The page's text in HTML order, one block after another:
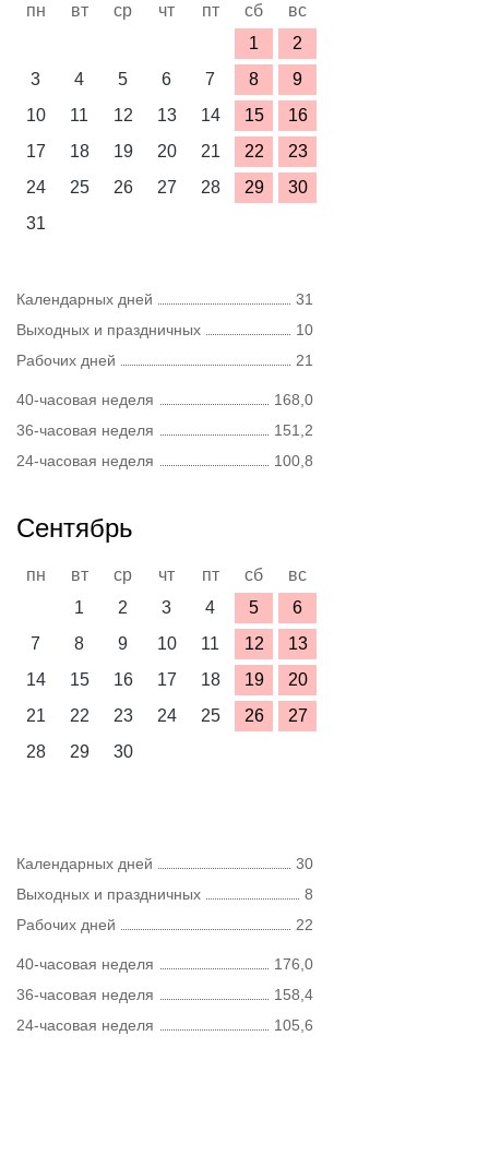
пн вт ср чт пт сб
вс
1
2
3
4 5 6 7 8
9
10
11 12 13 14 15
16
17
18 19 20 21 22
23
24
25 26 27 28 29
30
31
Календарных дней
31
Выходных и праздничных
10
Рабочих дней
21
40-часовая неделя
168,0
36-часовая неделя
151,2
24-часовая неделя
100,8
Сентябрь
пн вт ср чт пт сб
вс
1
2 3 4 5
6
7
8 9 10 11 12
13
14
15 16 17 18 19
20
21
22 23 24 25 26
27
28
29 30
Календарных дней
30
Выходных и праздничных
8
Рабочих дней
22
40-часовая неделя
176,0
36-часовая неделя
158,4
24-часовая неделя
105,6